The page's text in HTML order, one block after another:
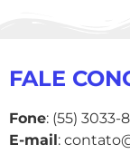
FALE
Fone: (55) 3033-
E-mail: